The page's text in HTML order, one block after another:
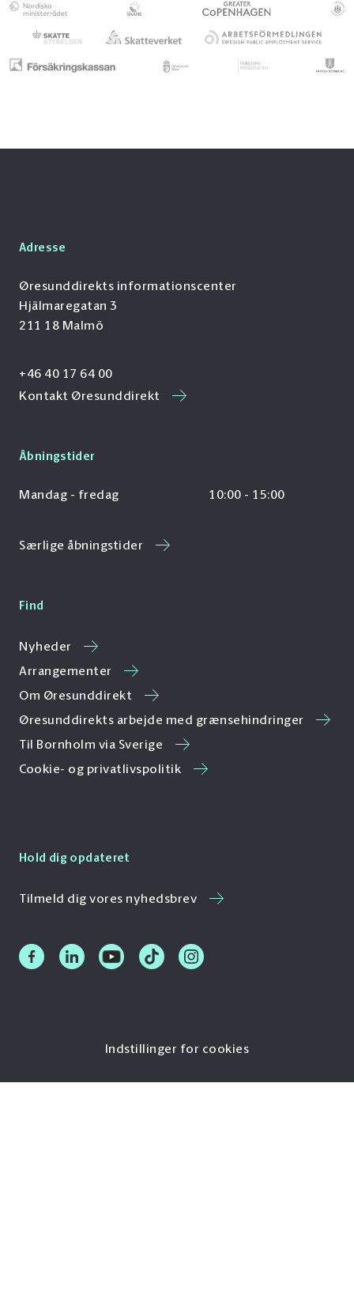
Adresse
Øresunddirekts informationscenter
Hjälmaregatan 3
211 18 Malmö
+46 40 17 64 00
Kontakt Øresunddirekt
Åbningstider
Mandag - fredag 10:00 - 15:00
Særlige åbningstider
Find
Nyheder
Arrangementer
Om Øresunddirekt
Øresunddirekts arbejde med grænsehindringer
Til Bornholm via Sverige
Cookie- og privatlivspolitik
Hold dig opdateret
Tilmeld dig vores nyhedsbrev
Indstillinger for cookies